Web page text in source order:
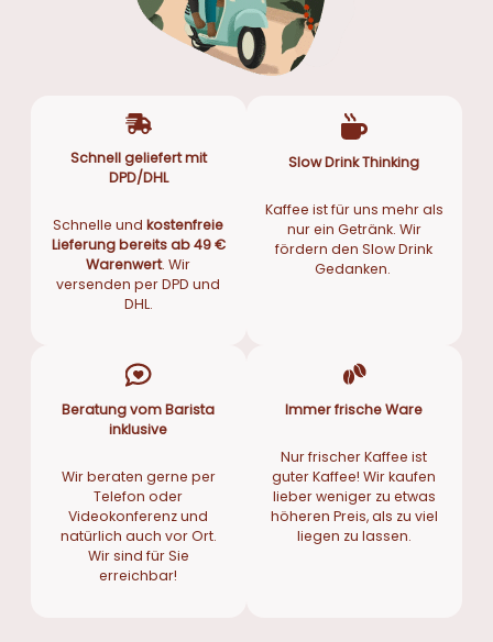
Schnell geliefert mit
DPD/DHL
Schnelle undkostenfreie
Lieferung bereits ab 49 €
Warenwert. Wir
versenden per DPD und
DHL.
Slow Drink Thinking
Kaffee ist für uns mehr als
nur ein Getränk. Wir
fördern den Slow Drink
Gedanken.
Beratung vom Barista
inklusive
Wir beraten gerne per
Telefon oder
Videokonferenz und
natürlich auch vor Ort.
Wir sind für Sie
erreichbar!
Immer frische Ware
Nur frischer Kaffee ist
guter Kaffee! Wir kaufen
lieber weniger zu etwas
höheren Preis, als zu viel
liegen zu lassen.